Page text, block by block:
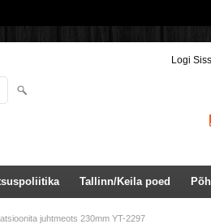
Logi
Tallinn/Keila poed
juhtmeots 230mm YT-2297